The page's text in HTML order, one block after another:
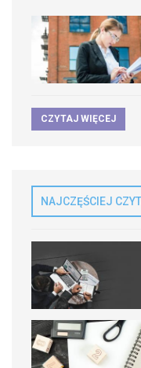
CZYTAJ WIĘCEJ
NAJCZĘŚCIEJ